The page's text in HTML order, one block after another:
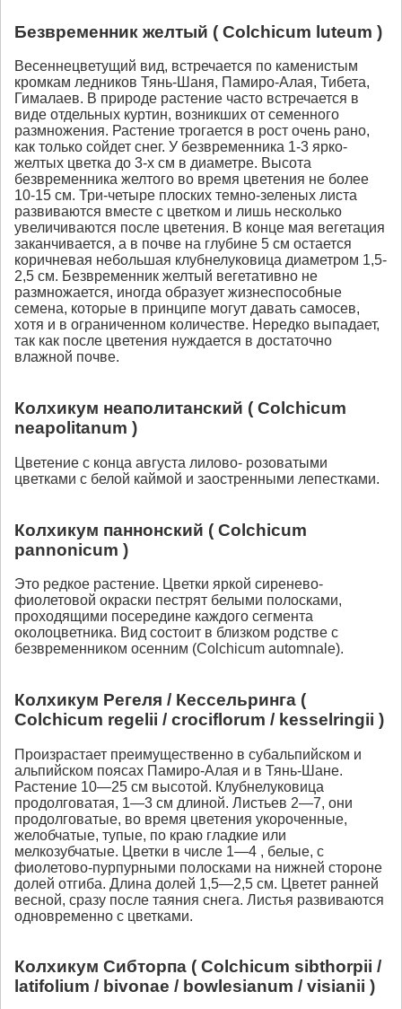
Безвременник желтый ( Colchicum luteum )
Весеннецветущий вид, встречается по каменистым
кромкам ледников Тянь-Шаня, Памиро-Алая, Тибета,
Гималаев. В природе растение часто встречается в
виде отдельных куртин, возникших от семенного
размножения. Растение трогается в рост очень рано,
как только сойдет снег. У безвременника 1-3 ярко-
желтых цветка до 3-х см в диаметре. Высота
безвременника желтого во время цветения не более
10-15 см. Три-четыре плоских темно-зеленых листа
развиваются вместе с цветком и лишь несколько
увеличиваются после цветения. В конце мая вегетация
заканчивается, а в почве на глубине 5 см остается
коричневая небольшая клубнелуковица диаметром 1,5-
2,5 см. Безвременник желтый вегетативно не
размножается, иногда образует жизнеспособные
семена, которые в принципе могут давать самосев,
хотя и в ограниченном количестве. Нередко выпадает,
так как после цветения нуждается в достаточно
влажной почве.
Колхикум неаполитанский ( Colchicum
neapolitanum )
Цветение с конца августа лилово- розоватыми
цветками с белой каймой и заостренными лепестками.
Колхикум паннонский ( Colchicum
pannonicum )
Это редкое растение. Цветки яркой сиренево-
фиолетовой окраски пестрят белыми полосками,
проходящими посередине каждого сегмента
околоцветника. Вид состоит в близком родстве с
безвременником осенним (Сolchicum automnale).
Колхикум Регеля / Кессельринга (
Colchicum regelii / crociflorum / kesselringii )
Произрастает преимущественно в субальпийском и
альпийском поясах Памиро-Алая и в Тянь-Шане.
Растение 10—25 см высотой. Клубнелуковица
продолговатая, 1—3 см длиной. Листьев 2—7, они
продолговатые, во время цветения укороченные,
желобчатые, тупые, по краю гладкие или
мелкозубчатые. Цветки в числе 1—4 , белые, с
фиолетово-пурпурными полосками на нижней стороне
долей отгиба. Длина долей 1,5—2,5 см. Цветет ранней
весной, сразу после таяния снега. Листья развиваются
одновременно с цветками.
Колхикум Сибторпа ( Colchicum sibthorpii /
latifolium / bivonae / bowlesianum / visianii )